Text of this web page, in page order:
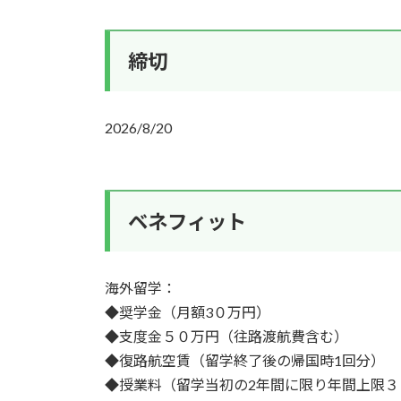
締切
2026/8/20
ベネフィット
海外留学：
◆奨学金（月額3０万円）
◆支度金５０万円（往路渡航費含む）
◆復路航空賃（留学終了後の帰国時1回分）
◆授業料（留学当初の2年間に限り年間上限３